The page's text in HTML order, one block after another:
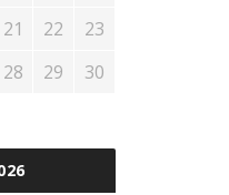
21 22
23
28 29
30